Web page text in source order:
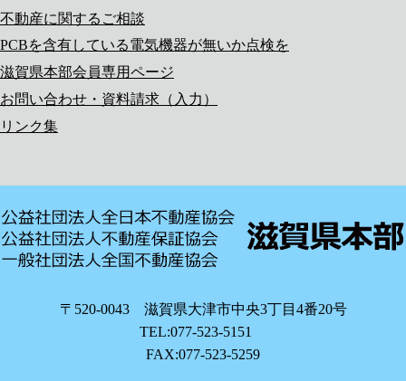
不動産に関するご相談
PCBを含有している電気機器が無いか点検を
滋賀県本部会員専用ページ
お問い合わせ・資料請求（入力）
リンク集
〒520-0043 滋賀県大津市中央3丁目4番20号
TEL:077-523-5151
FAX:077-523-5259